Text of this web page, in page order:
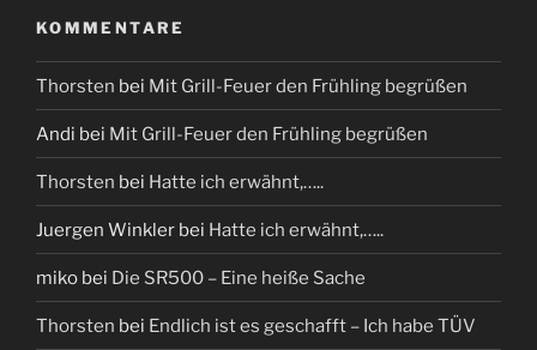
KOMMENTARE
Thorsten bei Mit Grill-Feuer den Frühling begrüßen
Andi bei Mit Grill-Feuer den Frühling begrüßen
Thorsten bei Hatte ich erwähnt,…..
Juergen Winkler bei Hatte ich erwähnt,…..
miko bei Die SR500 – Eine heiße Sache
Thorsten bei Endlich ist es geschafft – Ich habe TÜV